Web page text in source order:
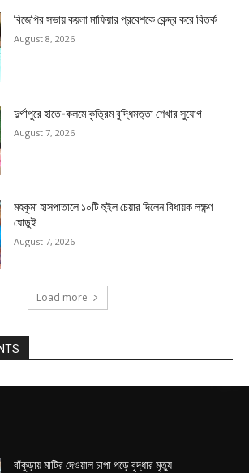
বিজেপির সভায় কয়লা মাফিয়ার প্রবেশকে কেন্দ্র করে বিতর্ক
August 8, 2026
দুর্গাপুরে হাতে-কলমে কৃত্রিম বুদ্ধিমত্তা শেখার সুযোগ
August 7, 2026
মহকুমা হাসপাতালে ১০টি হুইল চেয়ার দিলেন বিধায়ক লক্ষ্ণণ
ঘোড়ুই
August 7, 2026
Load more
বাঁকুড়ায় মাটির দেওয়াল চাপা পড়ে বৃদ্ধার মৃত্যু